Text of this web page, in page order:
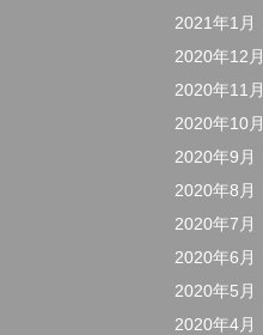
2021年1月
2020年12月
2020年11月
2020年10月
2020年9月
2020年8月
2020年7月
2020年6月
2020年5月
2020年4月